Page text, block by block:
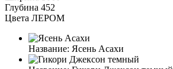
Глубина 452
Цвета ЛЕРОМ
Название: Ясень Асахи